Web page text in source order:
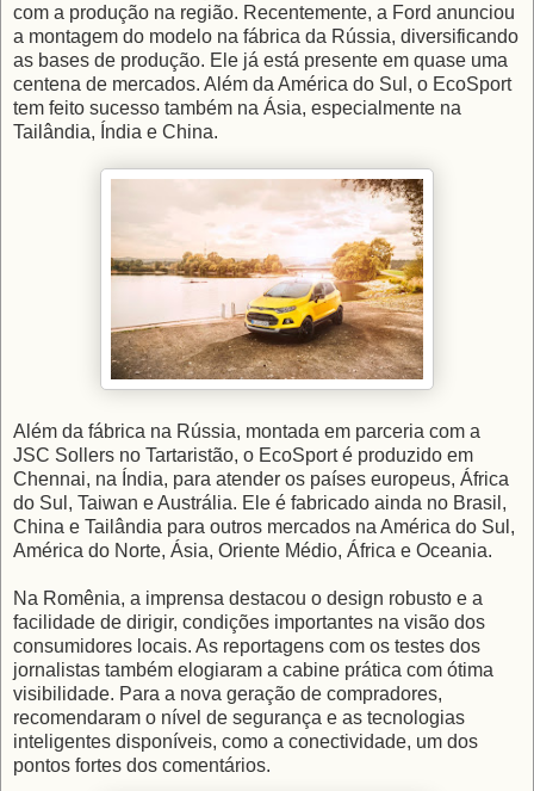
com a produção na região. Recentemente, a Ford anunciou
a montagem do modelo na fábrica da Rússia, diversificando
as bases de produção. Ele já está presente em quase uma
centena de mercados. Além da América do Sul, o EcoSport
tem feito sucesso também na Ásia, especialmente na
Tailândia, Índia e China.
Além da fábrica na Rússia, montada em parceria com a
JSC Sollers no Tartaristão, o EcoSport é produzido em
Chennai, na Índia, para atender os países europeus, África
do Sul, Taiwan e Austrália. Ele é fabricado ainda no Brasil,
China e Tailândia para outros mercados na América do Sul,
América do Norte, Ásia, Oriente Médio, África e Oceania.
Na Romênia, a imprensa destacou o design robusto e a
facilidade de dirigir, condições importantes na visão dos
consumidores locais. As reportagens com os testes dos
jornalistas também elogiaram a cabine prática com ótima
visibilidade. Para a nova geração de compradores,
recomendaram o nível de segurança e as tecnologias
inteligentes disponíveis, como a conectividade, um dos
pontos fortes dos comentários.